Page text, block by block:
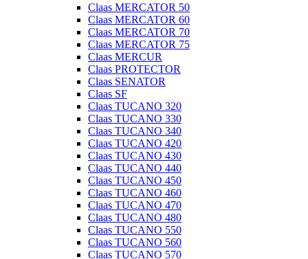
Claas MERCATOR 50
Claas MERCATOR 60
Claas MERCATOR 70
Claas MERCATOR 75
Claas MERCUR
Claas PROTECTOR
Claas SENATOR
Claas SF
Claas TUCANO 320
Claas TUCANO 330
Claas TUCANO 340
Claas TUCANO 420
Claas TUCANO 430
Claas TUCANO 440
Claas TUCANO 450
Claas TUCANO 460
Claas TUCANO 470
Claas TUCANO 480
Claas TUCANO 550
Claas TUCANO 560
Claas TUCANO 570